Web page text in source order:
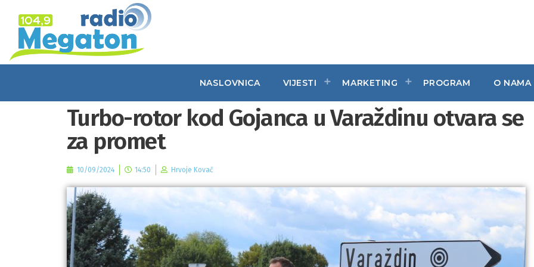
NASLOVNICA VIJESTI MARKETING PROGRAM O NAMA
Turbo-rotor kod Gojanca u Varaždinu otvara se
za promet
10/09/2024 14:50 Hrvoje Kovač